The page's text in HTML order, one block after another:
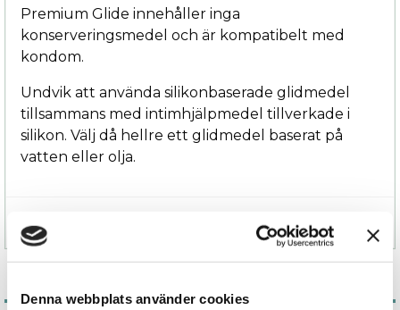
Denna webbplats använder cookies
Premium Glide innehåller inga
konserveringsmedel och är kompatibelt med
kondom.
Undvik att använda silikonbaserade glidmedel
tillsammans med intimhjälpmedel tillverkade i
silikon. Välj då hellre ett glidmedel baserat på
vatten eller olja.
Specifikation